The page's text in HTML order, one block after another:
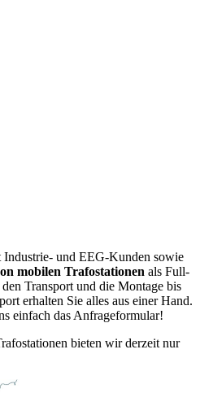
und EEG-Kunden sowie
mobilen Trafostationen als Full-
Transport und die Montage bis
erhalten Sie alles aus einer Hand.
einfach das Anfrageformular!
bieten wir derzeit nur